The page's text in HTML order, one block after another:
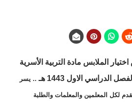
الملابس مادة التربية الأسرية
الدراسي الاول 1443 هـ
.. يسر
لكل المعلمين والمعلمات والطلبة